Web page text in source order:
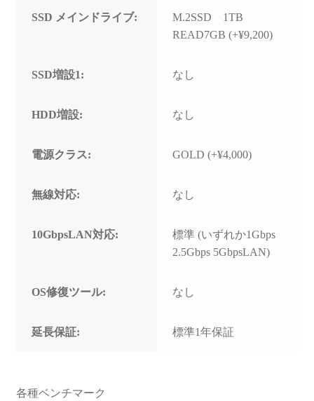
SSD メインドライブ:
M.2SSD 1TB
READ7GB (+¥9,200)
SSD増設1: なし
HDD増設: なし
電源クラス: GOLD (+¥4,000)
無線対応: なし
10GbpsLAN対応:
標準 (いずれか1Gbps
2.5Gbps 5GbpsLAN)
OS修復ツール: なし
延長保証: 標準1年保証
各種ベンチマーク